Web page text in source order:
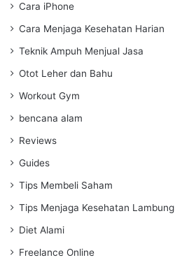
Cara iPhone
Cara Menjaga Kesehatan Harian
Teknik Ampuh Menjual Jasa
Otot Leher dan Bahu
Workout Gym
bencana alam
Reviews
Guides
Tips Membeli Saham
Tips Menjaga Kesehatan Lambung
Diet Alami
Freelance Online